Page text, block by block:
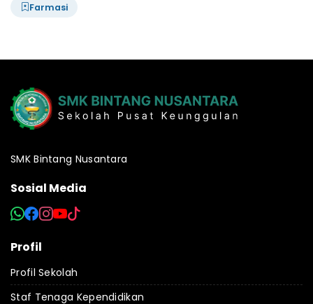
Farmasi
SMK Bintang Nusantara
Sosial Media
Profil
Profil Sekolah
Staf Tenaga Kependidikan